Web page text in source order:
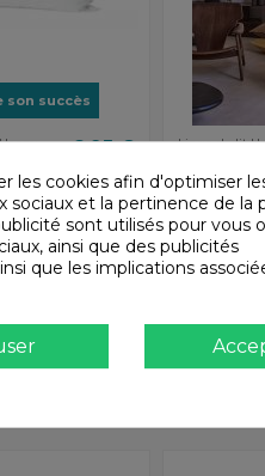
succès
6,95 €
Linge de lit
Couvre lit
Harmony
Harmony -
les cookies afin d'optimiser
et la pertinence de la
sont utilisés pour vous
ainsi que des publicités
que les implications